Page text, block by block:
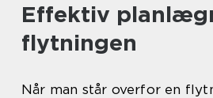
Effektiv
flytningen
Når man står overfor en